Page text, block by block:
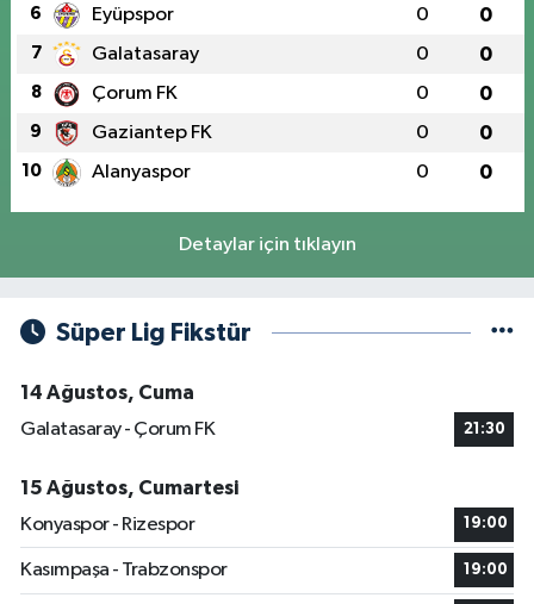
6 Eyüpspor 0 0
7 Galatasaray 0 0
8 Çorum FK 0 0
9 Gaziantep FK 0 0
10 Alanyaspor 0 0
Detaylar için tıklayın
Süper Lig Fikstür
14 Ağustos, Cuma
Galatasaray - Çorum FK
21:30
15 Ağustos, Cumartesi
Konyaspor - Rizespor
19:00
Kasımpaşa - Trabzonspor 19:00